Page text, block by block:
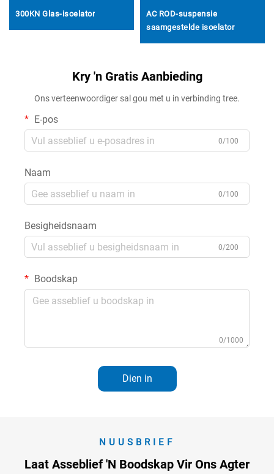
300KN Glas-isoelator
AC ROD-suspensie
saamgestelde isoelator
Kry 'n Gratis Aanbieding
Ons verteenwoordiger sal gou met u in verbinding tree.
E-pos
0/100
Naam
0/100
Besigheidsnaam
0/200
Boodskap
0/1000
Dien in
NUUSBRIEF
Laat Asseblief 'n Boodskap Vir Ons Agter